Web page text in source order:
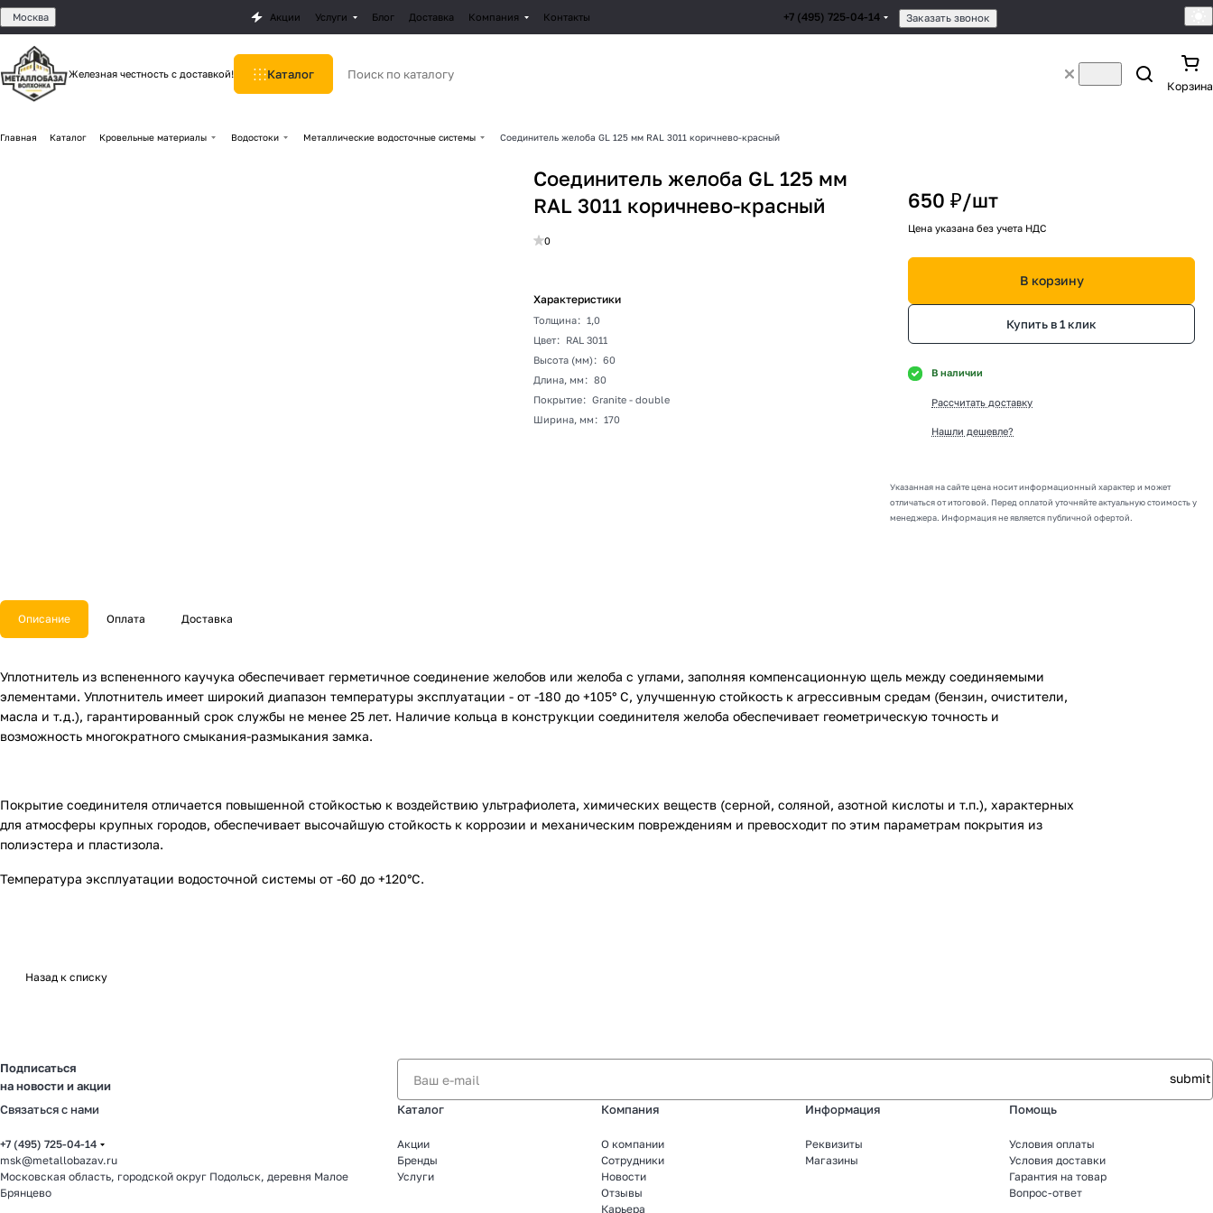
Москва Акции Услуги Блог Доставка Компания Контакты +7 (495) 725-04-14 Заказать звонок
Железная честность с доставкой! Каталог
Корзина
Главная Каталог Кровельные материалы Водостоки Металлические водосточные системы Соединитель желоба GL 125 мм RAL 3011 коричнево-красный
Соединитель желоба GL 125 мм
RAL 3011 коричнево-красный
0
Характеристики
Толщина: 1,0
Цвет:
RAL 3011
Высота (мм): 60
Длина, мм : 80
Покрытие: Granite - double
Ширина, мм : 170
650 ₽/шт
Цена указана без учета НДС
В корзину
Купить в 1 клик
В наличии
Рассчитать доставку
Нашли дешевле?
Указанная на сайте цена носит информационный характер и может
отличаться от итоговой. Перед оплатой уточняйте актуальную стоимость у
менеджера. Информация не является публичной офертой.
Описание Оплата Доставка
Уплотнитель из вспененного каучука обеспечивает герметичное соединение желобов или желоба с углами, заполняя компенсационную щель между соединяемыми
элементами. Уплотнитель имеет широкий диапазон температуры эксплуатации - от -180 до +105° С, улучшенную стойкость к агрессивным средам (бензин, очистители,
масла и т.д.), гарантированный срок службы не менее 25 лет. Наличие кольца в конструкции соединителя желоба обеспечивает геометрическую точность и
возможность многократного смыкания-размыкания замка.
Покрытие соединителя отличается повышенной стойкостью к воздействию ультрафиолета, химических веществ (серной, соляной, азотной кислоты и т.п.), характерных
для атмосферы крупных городов, обеспечивает высочайшую стойкость к коррозии и механическим повреждениям и превосходит по этим параметрам покрытия из
полиэстера и пластизола.
Температура эксплуатации водосточной системы от -60 до +120°C.
Назад к списку
Подписаться
на новости и акции
Связаться с нами
+7 (495) 725-04-14
msk@metallobazav.ru
Московская область, городской округ Подольск, деревня Малое
Брянцево
Каталог
Акции
Бренды
Услуги
Компания
О компании
Сотрудники
Новости
Отзывы
Карьера
Информация
Реквизиты
Магазины
Помощь
Условия оплаты
Условия доставки
Гарантия на товар
Вопрос-ответ